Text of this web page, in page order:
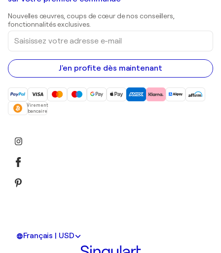
Peintures acryliques
Nouvelles œuvres, coups de cœur de nos conseillers,
fonctionnalités exclusives.
Saisissez
votre
adresse
e-
mail
J'en profite dès maintenant
Virement
bancaire
Français | USD